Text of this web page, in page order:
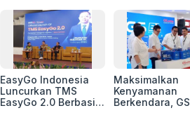
EasyGo Indonesia
Luncurkan TMS
EasyGo 2.0 Berbasis
Maksimalkan
Kenyamanan
Berkendara,